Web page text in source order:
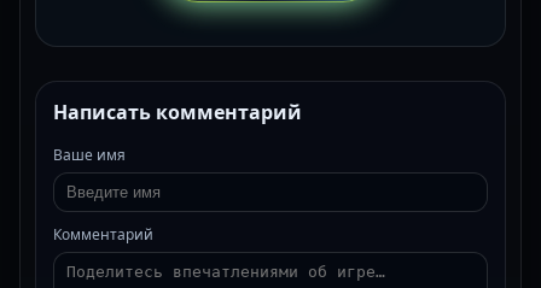
Написать комментарий
Ваше имя
Комментарий